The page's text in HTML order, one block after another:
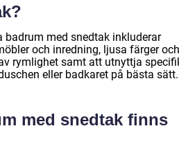
med snedtak inkluderar
och inredning, ljusa färger och
rymlighet samt att utnyttja
eller badkaret på bästa sätt.
med snedtak finns